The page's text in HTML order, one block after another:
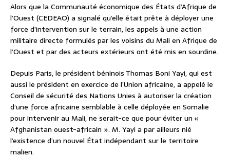
Alors que la Communauté économique des États d’Afrique de
l’Ouest (CEDEAO) a signalé qu’elle était prête à déployer une
force d’intervention sur le terrain, les appels à une action
militaire directe formulés par les voisins du Mali en Afrique de
l’Ouest et par des acteurs extérieurs ont été mis en sourdine.
Depuis Paris, le président béninois Thomas Boni Yayi, qui est
aussi le président en exercice de l’Union africaine, a appelé le
Conseil de sécurité des Nations Unies à autoriser la création
d’une force africaine semblable à celle déployée en Somalie
pour intervenir au Mali, ne serait-ce que pour éviter un «
Afghanistan ouest-africain ». M. Yayi a par ailleurs nié
l’existence d’un nouvel État indépendant sur le territoire
malien.